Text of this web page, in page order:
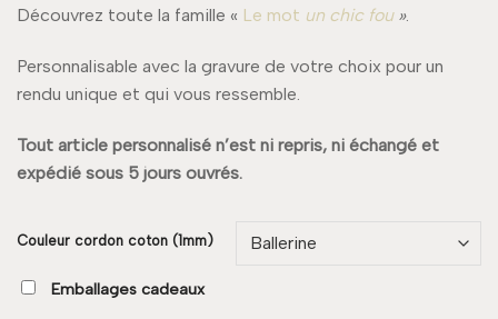
Découvrez toute la famille « Le mot un chic fou ».
Personnalisable avec la gravure de votre choix pour un
rendu unique et qui vous ressemble.
Tout article personnalisé n’est ni repris, ni échangé et
expédié sous 5 jours ouvrés.
Couleur cordon coton (1mm)
Emballages cadeaux